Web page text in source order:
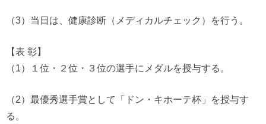
（3）当日は、健康診断（メディカルチェック）を行う。
【表 彰】
（1）１位・２位・３位の選手にメダルを授与する。
（2）最優秀選手賞として「ドン・キホーテ杯」を授与す
る。